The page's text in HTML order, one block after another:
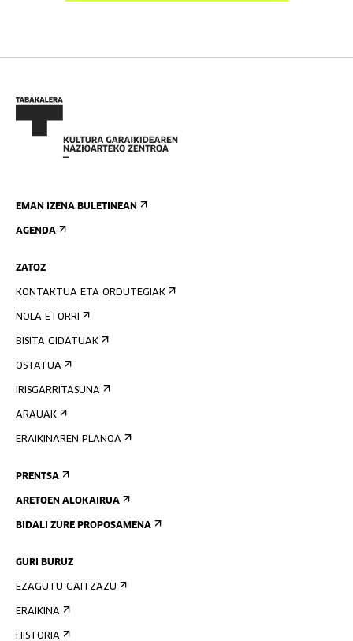
EMAN IZENA BULETINEAN
AGENDA
ZATOZ
KONTAKTUA ETA ORDUTEGIAK
NOLA ETORRI
BISITA GIDATUAK
OSTATUA
IRISGARRITASUNA
ARAUAK
ERAIKINAREN PLANOA
PRENTSA
ARETOEN ALOKAIRUA
BIDALI ZURE PROPOSAMENA
GURI BURUZ
EZAGUTU GAITZAZU
ERAIKINA
HISTORIA